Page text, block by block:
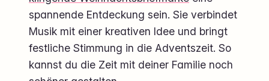
spannende Entdeckung sein. Sie verbindet
Musik mit einer kreativen Idee und bringt
festliche Stimmung in die Adventszeit. So
kannst du die Zeit mit deiner Familie noch